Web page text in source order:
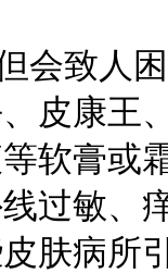
会致人
皮康王
等软膏
过敏、
肤病所